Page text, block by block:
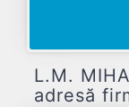
L.M.
adresă